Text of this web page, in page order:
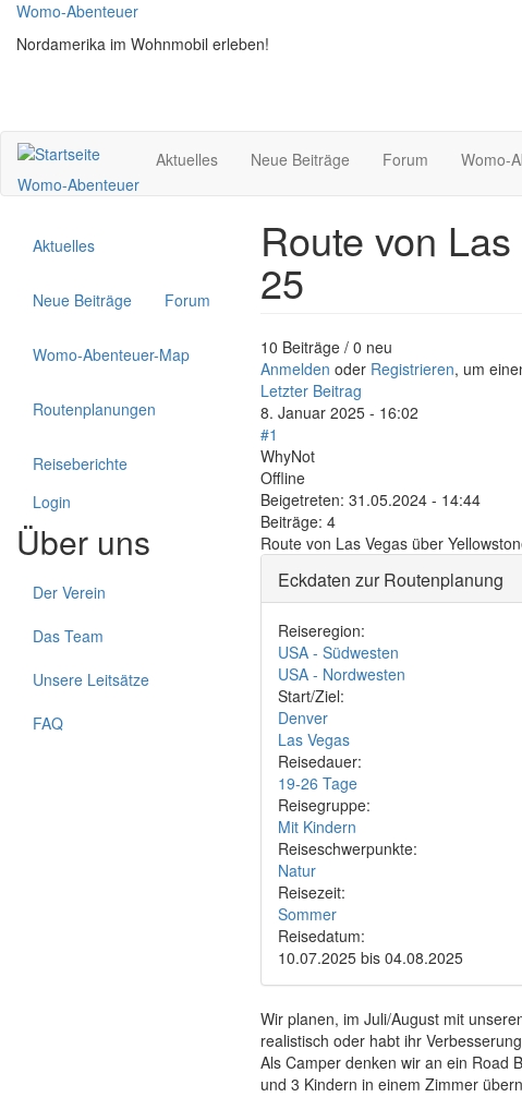
Direkt
zum
Inhalt
Womo-Abenteuer
Nordamerika im Wohnmobil erleben!
Womo-Abenteuer
Aktuelles Neue Beiträge Forum Womo-
Aktuelles
Neue Beiträge Forum
Womo-Abenteuer-Map
Routenplanungen
Reiseberichte
Login
Über uns
Der Verein
Das Team
Unsere Leitsätze
FAQ
Route von
25
10 Beiträge / 0 neu
Anmelden oder Registrieren, um
Letzter Beitrag
8. Januar 2025 - 16:02
#1
WhyNot
Offline
Beigetreten: 31.05.2024 - 14:44
Beiträge: 4
Route von Las Vegas über
Eckdaten zur Routenplanung
Reiseregion:
USA - Südwesten
USA - Nordwesten
Start/Ziel:
Denver
Las Vegas
Reisedauer:
19-26 Tage
Reisegruppe:
Mit Kindern
Reiseschwerpunkte:
Natur
Reisezeit:
Sommer
Reisedatum:
10.07.2025 bis 04.08.2025
Wir planen, im Juli/August mit
realistisch oder habt ihr
Als Camper denken wir an ein Road
und 3 Kindern in einem Zimmer